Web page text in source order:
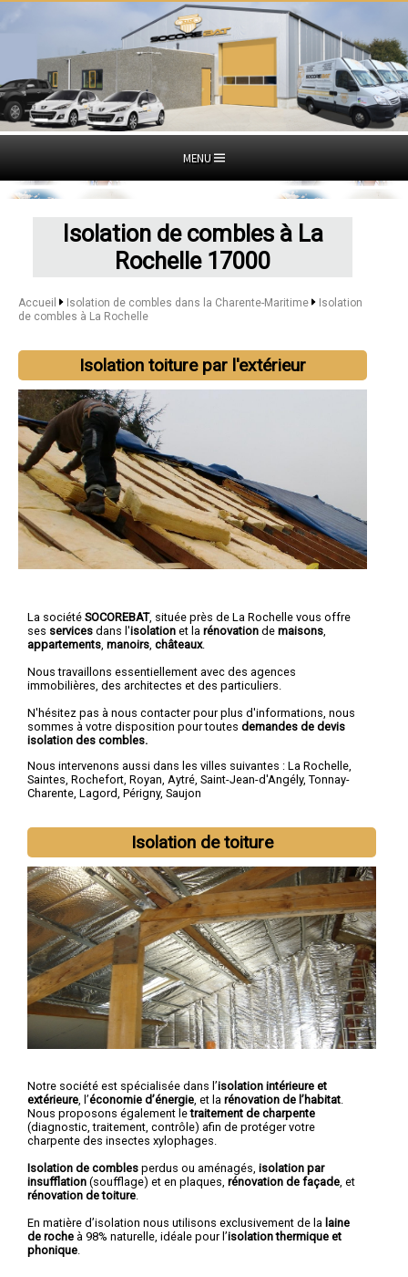
MENU
Isolation de combles à La
Rochelle 17000
Accueil Isolation de combles dans la Charente-Maritime
Isolation
de combles à La Rochelle
Isolation toiture par l'extérieur
La société SOCOREBAT, située près de La Rochelle vous offre
ses services dans l'isolation et la rénovation de maisons,
appartements, manoirs, châteaux.
Nous travaillons essentiellement avec des agences
immobilières, des architectes et des particuliers.
N'hésitez pas à nous contacter pour plus d'informations, nous
sommes à votre disposition pour toutes demandes de devis
isolation des combles.
Nous intervenons aussi dans les villes suivantes : La Rochelle,
Saintes, Rochefort, Royan, Aytré, Saint-Jean-d'Angély, Tonnay-
Charente, Lagord, Périgny, Saujon
Isolation de toiture
Notre société est spécialisée dans l’isolation intérieure et
extérieure, l’économie d’énergie, et la rénovation de l’habitat.
Nous proposons également letraitement de charpente
(diagnostic, traitement, contrôle) afin de protéger votre
charpente des insectes xylophages.
Isolation de combles perdus ou aménagés, isolation par
insufflation (soufflage) et en plaques, rénovation de façade, et
rénovation de toiture.
En matière d’isolation nous utilisons exclusivement de la laine
de roche à 98% naturelle, idéale pour l’isolation thermique et
phonique.